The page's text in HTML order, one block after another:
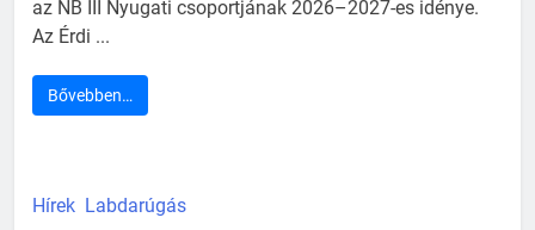
az NB III Nyugati csoportjának 2026–2027-es idénye.
Az Érdi ...
Bővebben…
Hírek Labdarúgás